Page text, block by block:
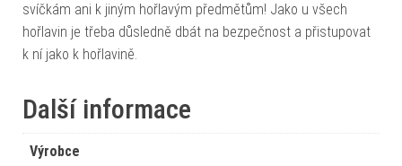
svíčkám ani k jiným hořlavým předmětům! Jako u všech
hořlavin je třeba důsledně dbát na bezpečnost a přistupovat
k ní jako k hořlavině.
Další informace
Výrobce